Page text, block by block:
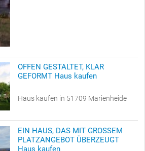
OFFEN GESTALTET, KLAR
GEFORMT Haus kaufen
Haus kaufen in 51709 Marienheide
EIN HAUS, DAS MIT GROSSEM
PLATZANGEBOT ÜBERZEUGT
Haus kaufen